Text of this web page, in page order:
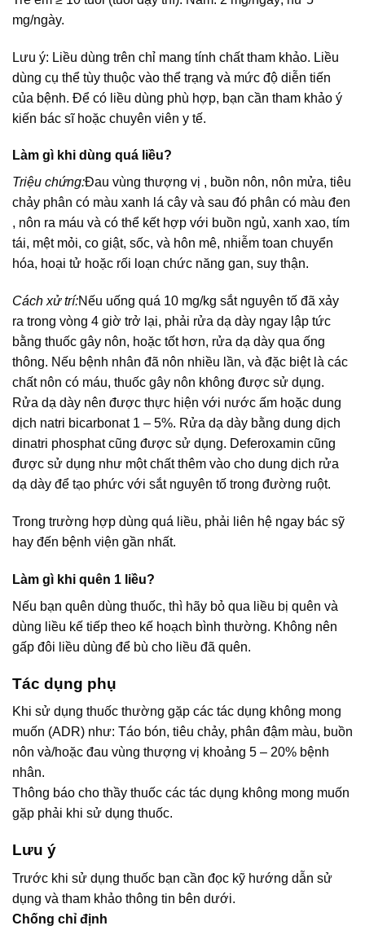
mg/ngày.
Lưu ý: Liều dùng trên chỉ mang tính chất tham khảo. Liều
dùng cụ thể tùy thuộc vào thể trạng và mức độ diễn tiến
của bệnh. Để có liều dùng phù hợp, bạn cần tham khảo ý
kiến bác sĩ hoặc chuyên viên y tế.
Làm gì khi dùng quá liều?
Triệu chứng:Đau vùng thượng vị , buồn nôn, nôn mửa, tiêu
chảy phân có màu xanh lá cây và sau đó phân có màu đen
, nôn ra máu và có thể kết hợp với buồn ngủ, xanh xao, tím
tái, mệt mỏi, co giật, sốc, và hôn mê, nhiễm toan chuyển
hóa, hoại tử hoặc rối loạn chức năng gan, suy thận.
Cách xử trí:Nếu uống quá 10 mg/kg sắt nguyên tố đã xảy
ra trong vòng 4 giờ trở lại, phải rửa dạ dày ngay lập tức
bằng thuốc gây nôn, hoặc tốt hơn, rửa dạ dày qua ống
thông. Nếu bệnh nhân đã nôn nhiều lần, và đặc biệt là các
chất nôn có máu, thuốc gây nôn không được sử dụng.
Rửa dạ dày nên được thực hiện với nước ấm hoặc dung
dịch natri bicarbonat 1 – 5%. Rửa dạ dày bằng dung dịch
dinatri phosphat cũng được sử dụng. Deferoxamin cũng
được sử dụng như một chất thêm vào cho dung dịch rửa
dạ dày để tạo phức với sắt nguyên tố trong đường ruột.
Trong trường hợp dùng quá liều, phải liên hệ ngay bác sỹ
hay đến bệnh viện gần nhất.
Làm gì khi quên 1 liều?
Nếu bạn quên dùng thuốc, thì hãy bỏ qua liều bị quên và
dùng liều kế tiếp theo kế hoạch bình thường. Không nên
gấp đôi liều dùng để bù cho liều đã quên.
Tác dụng phụ
Khi sử dụng thuốc thường gặp các tác dụng không mong
muốn (ADR) như: Táo bón, tiêu chảy, phân đậm màu, buồn
nôn và/hoặc đau vùng thượng vị khoảng 5 – 20% bệnh
nhân.
Thông báo cho thầy thuốc các tác dụng không mong muốn
gặp phải khi sử dụng thuốc.
Lưu ý
Trước khi sử dụng thuốc bạn cần đọc kỹ hướng dẫn sử
dụng và tham khảo thông tin bên dưới.
Chống chỉ định